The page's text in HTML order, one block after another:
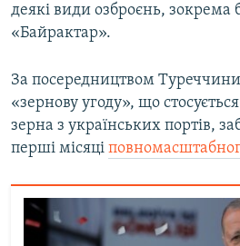
деякі види озброєнь, зокрема
«Байрактар».
За посередництвом
«зернову угоду», що
зерна з українських портів,
перші місяці